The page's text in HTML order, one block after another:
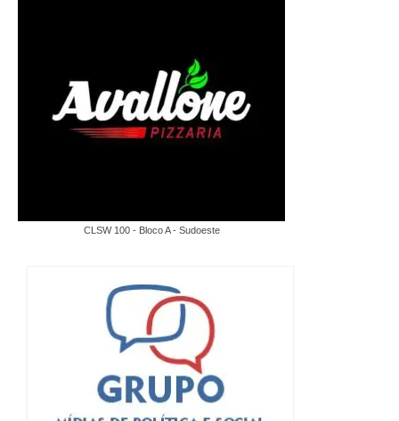
CLSW 100 - Bloco A - Sudoeste